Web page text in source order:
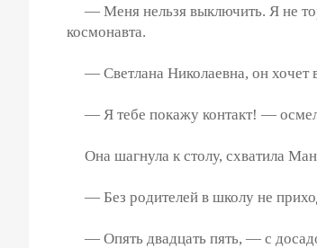
— Меня нельзя выключить. Я не
космонавта.
— Светлана Николаевна, он хочет
— Я тебе покажу контакт! —
Она шагнула к столу, схватила
— Без родителей в школу не
— Опять двадцать пять, — с